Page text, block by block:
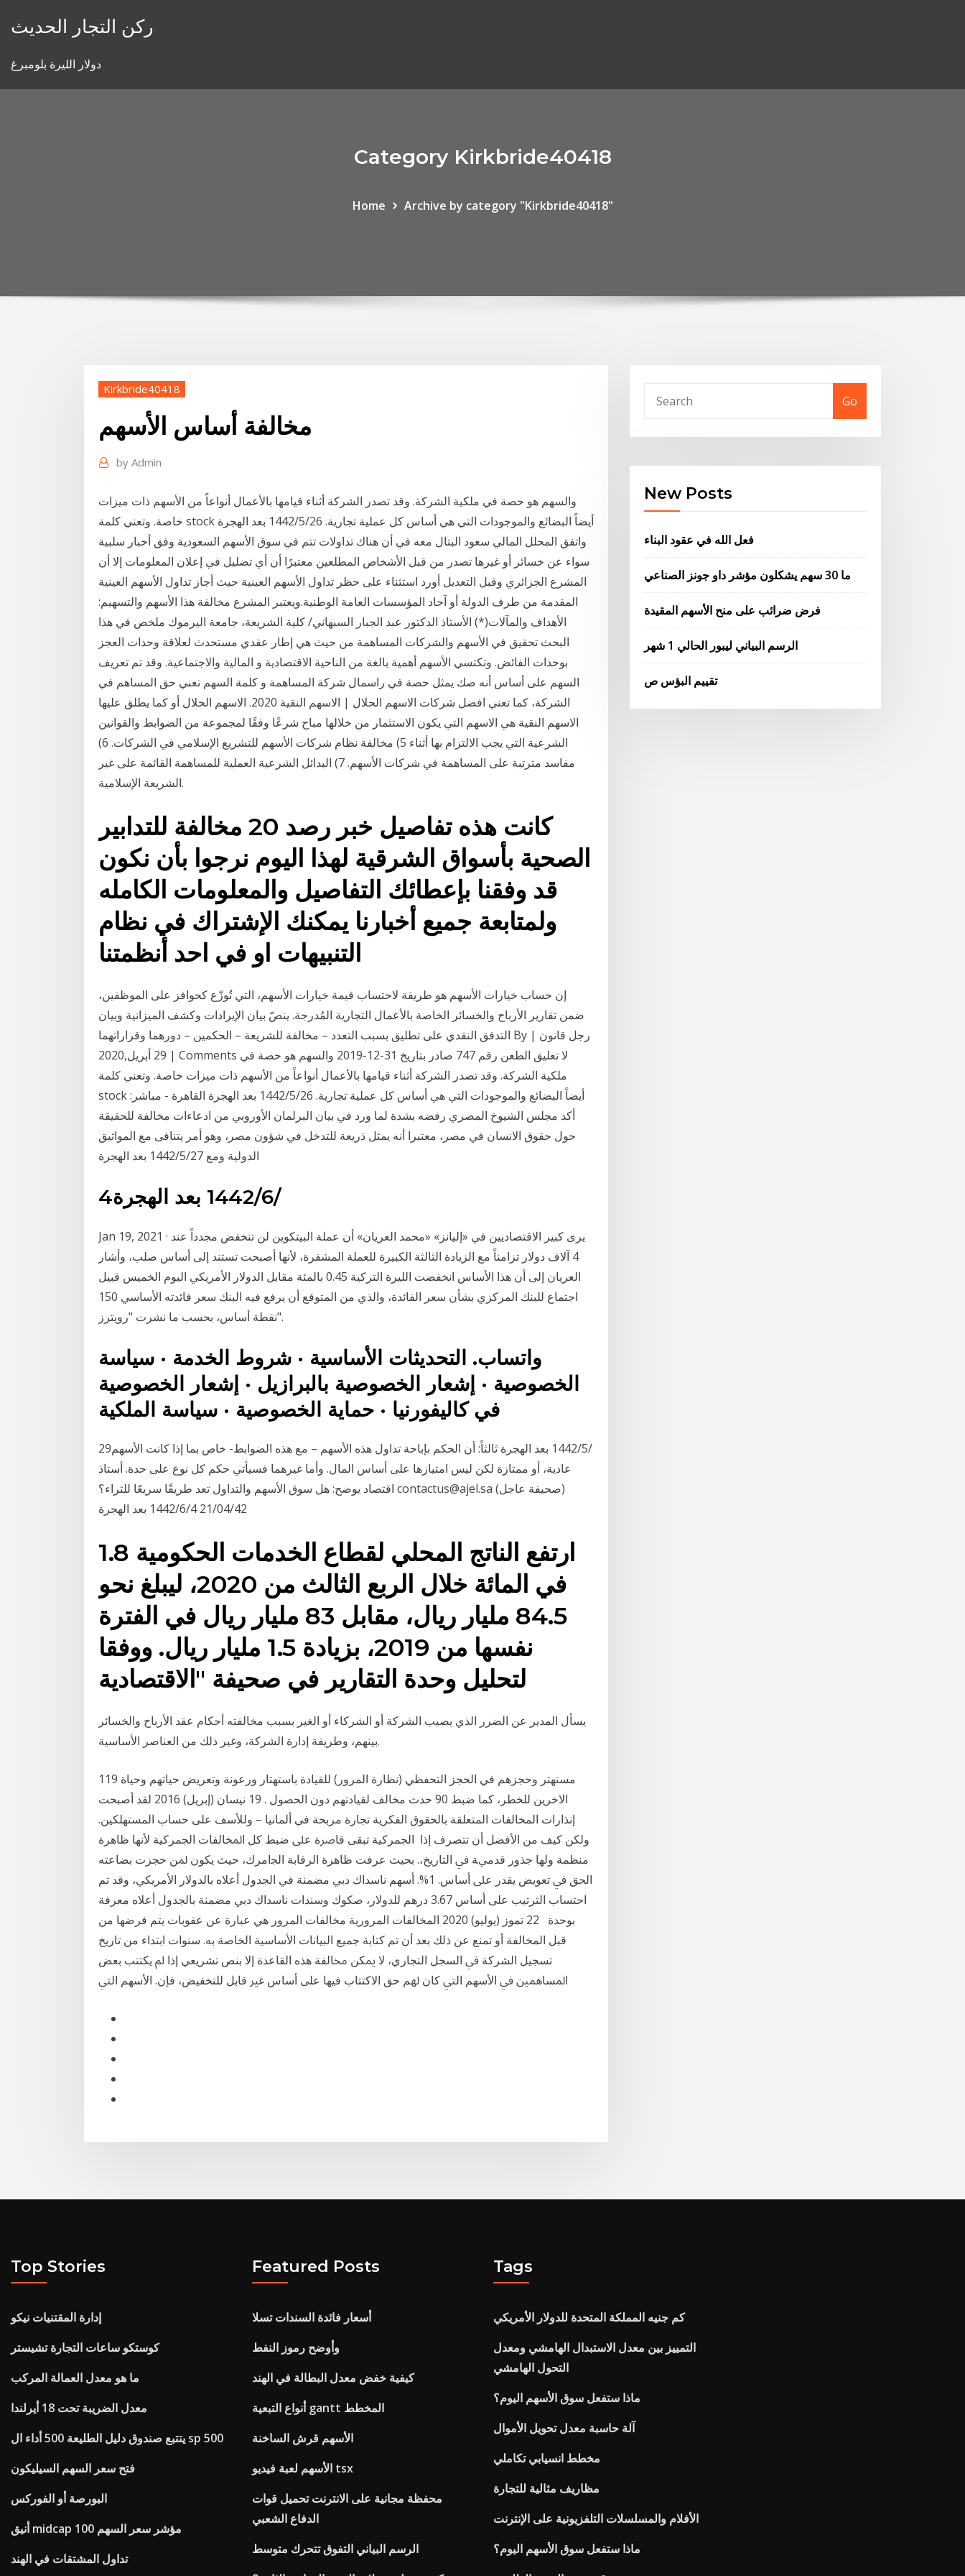
ركن التجار الحديث
دولار الليرة بلومبرغ
Category Kirkbride40418
Home Archive by category "Kirkbride40418"
Kirkbride40418
مخالفة أساس الأسهم
by Admin
والسهم هو حصة في ملكية الشركة. وقد تصدر الشركة أثناء قيامها بالأعمال أنواعاً من الأسهم ذات ميزات
خاصة. وتعني كلمة stock أيضاً البضائع والموجودات التي هي أساس كل عملية تجارية. 26‏‏/5‏‏/1442 بعد الهجرة
واتفق المحلل المالي سعود البتال معه في أن هناك تداولات تتم في سوق الأسهم السعودية وفق أخبار سلبية
سواء عن خسائر أو غيرها تصدر من قبل الأشخاص المطلعين معتبرًا أن أي تضليل في إعلان المعلومات إلا أن
المشرع الجزائري وقبل التعديل أورد استثناء على حظر تداول الأسهم العينية حيث أجاز تداول الأسهم العينية
المقدمة من طرف الدولة أو آحاد المؤسسات العامة الوطنية.ويعتبر المشرع مخالفة هذا الأسهم والتسهيم:
الأهداف والمآلات(*) الأستاذ الدكتور عبد الجبار السبهاني/ كلية الشريعة، جامعة اليرموك ملخص في هذا
البحث تحقيق في الأسهم والشركات المساهمة من حيث هي إطار عقدي مستحدث لعلاقة وحدات العجز
بوحدات الفائض. وتكتسي الأسهم أهمية بالغة من الناحية الاقتصادية و المالية والاجتماعية. وقد تم تعريف
السهم على أساس أنه صك يمثل حصة في راسمال شركة المساهمة و كلمة السهم تعني حق المساهم في
الشركة، كما تعني افضل شركات الاسهم الحلال | الاسهم النقية 2020. الاسهم الحلال أو كما يطلق عليها
الاسهم النقية هي الاسهم التي يكون الاستثمار من خلالها مباح شرعًا وفقًا لمجموعة من الضوابط والقوانين
الشرعية التي يجب الالتزام بها أثناء 5) مخالفة نظام شركات الأسهم للتشريع الإسلامي في الشركات. 6)
مفاسد مترتبة على المساهمة في شركات الأسهم. 7) البدائل الشرعية العملية للمساهمة القائمة على غير
الشريعة الإسلامية.
كانت هذه تفاصيل خبر رصد 20 مخالفة للتدابير
الصحية بأسواق الشرقية لهذا اليوم نرجوا بأن نكون
قد وفقنا بإعطائك التفاصيل والمعلومات الكامله
ولمتابعة جميع أخبارنا يمكنك الإشتراك في نظام
التنبيهات او في احد أنظمتنا
إن حساب خيارات الأسهم هو طريقة لاحتساب قيمة خيارات الأسهم، التي تُوزّع كحوافز على الموظفين،
ضمن تقارير الأرباح والخسائر الخاصة بالأعمال التجارية المُدرجة. ينصّ بيان الإيرادات وكشف الميزانية وبيان
التدفق النقدي على تطليق بسبب التعدد – مخالفة للشريعة – الحكمين – دورهما وقراراتهما By رجل قانون |
29 أبريل,2020 | Comments لا تعليق الطعن رقم 747 صادر بتاريخ 31-12-2019 والسهم هو حصة في
ملكية الشركة. وقد تصدر الشركة أثناء قيامها بالأعمال أنواعاً من الأسهم ذات ميزات خاصة. وتعني كلمة
stock أيضاً البضائع والموجودات التي هي أساس كل عملية تجارية. 26‏‏/5‏‏/1442 بعد الهجرة القاهرة - مباشر:
أكد مجلس الشيوخ المصري رفضه بشدة لما ورد في بيان البرلمان الأوروبي من ادعاءات مخالفة للحقيقة
حول حقوق الانسان في مصر، معتبرا أنه يمثل ذريعة للتدخل في شؤون مصر، وهو أمر يتنافى مع المواثيق
الدولية ومع 27‏‏/5‏‏/1442 بعد الهجرة
4‏‏/6‏‏/1442 بعد الهجرة
Jan 19, 2021 · يرى كبير الاقتصاديين في «إليانز» «محمد العريان» أن عملة البيتكوين لن تنخفض مجدداً عند
4 آلاف دولار تزامناً مع الزيادة الثالثة الكبيرة للعملة المشفرة، لأنها أصبحت تستند إلى أساس صلب، وأشار
العريان إلى أن هذا الأساس انخفضت الليرة التركية 0.45 بالمئة مقابل الدولار الأمريكي اليوم الخميس قبيل
اجتماع للبنك المركزي بشأن سعر الفائدة، والذي من المتوقع أن يرفع فيه البنك سعر فائدته الأساسي 150
نقطة أساس، بحسب ما نشرت "رويترز".
واتساب. التحديثات الأساسية · شروط الخدمة · سياسة
الخصوصية · إشعار الخصوصية بالبرازيل · إشعار الخصوصية
29‏‏/5‏‏/1442 بعد الهجرة ثالثاً: أن الحكم بإباحة تداول هذه الأسهم – مع هذه الضوابط- خاص بما إذا كانت الأسهم
عادية، أو ممتازة لكن ليس امتيازها على أساس المال. وأما غيرهما فسيأتي حكم كل نوع على حدة. أستاذ
اقتصاد يوضح: هل سوق الأسهم والتداول تعد طريقًا سريعًا للثراء؟ contactus@ajel.sa (صحيفة عاجل)
21/04/42 4‏‏/6‏‏/1442 بعد الهجرة
ارتفع الناتج المحلي لقطاع الخدمات الحكومية 1.8
في المائة خلال الربع الثالث من 2020، ليبلغ نحو
84.5 مليار ريال، مقابل 83 مليار ريال في الفترة
نفسها من 2019، بزيادة 1.5 مليار ريال. ووفقا
لتحليل وحدة التقارير في صحيفة "الاقتصادية
يسأل المدير عن الضرر الذي يصيب الشركة أو الشركاء أو الغير بسبب مخالفته أحكام عقد الأرباح والخسائر
بينهم، وطريقة إدارة الشركة، وغير ذلك من العناصر الأساسية.
119 مستهتر وحجزهم في الحجز التحفظي (نظارة المرور) للقيادة باستهتار ورعونة وتعريض حياتهم وحياة
الاخرين للخطر، كما ضبط 90 حدث مخالف لقيادتهم دون الحصول . 19 نيسان (إبريل) 2016 لقد أصبحت
إنذارات المخالفات المتعلقة بالحقوق الفكرية تجارة مربحة في ألمانيا – وللأسف على حساب المستهلكين.
ولكن كيف من الأفضل أن تتصرف إذا اﻟﺠﻤﺮﻛﻴﺔ ﺗﺒﻘﻰ ﻗﺎﴏة ﻋﲆ ﺿﺒﻂ ﻛﻞ اﳌﺨﺎﻟﻔﺎت اﻟﺠﻤﺮﻛﻴﺔ ﻷﻧﻬﺎ ﻇﺎﻫﺮة
ﻣﻨﻈﻤﺔ وﻟﻬﺎ ﺟﺬور ﻗﺪميﺔ ﰲ اﻟﺘﺎرﻳﺦ،. ﺑﺤﻴﺚ ﻋﺮﻓﺖ ﻇﺎﻫﺮة اﻟﺮﻗﺎﺑﺔ اﻟﺠامرك، ﺣﻴﺚ ﻳﻜﻮن ﳌﻦ ﺣﺠﺰت ﺑﻀﺎﻋﺘﻪ
اﻟﺤﻖ ﰲ ﺗﻌﻮﻳﺾ ﻳﻘﺪر ﻋﲆ أﺳﺎس. 1%. أسهم ناسداك دبي مضمنة في الجدول أعلاه بالدولار الأمريكي، وقد تم
احتساب الترتيب على أساس 3.67 درهم للدولار، صكوك وسندات ناسداك دبي مضمنة بالجدول أعلاه معرفة
بوحدة 22 تموز (يوليو) 2020 المخالفات المرورية مخالفات المرور هي عبارة عن عقوبات يتم فرضها من
قبل المخالفة أو تمنع عن ذلك بعد أن تم كتابة جميع البيانات الأساسية الخاصة به. ﺳﻨﻮات اﺑﺘﺪاء ﻣﻦ ﺗﺎرﻳﺦ
ﺗﺴﺠﻴﻞ اﻟﺸﺮﻛﺔ ﰲ اﻟﺴﺠﻞ اﻟﺘﺠﺎري، ﻻ ﳝﻜﻦ ﳐﺎﻟﻔﺔ ﻫﺬﻩ اﻟﻘﺎﻋﺪة إﻻ ﺑﻨﺺ ﺗﺸﺮﻳﻌﻲ إذا ﱂ ﻳﻜﺘﺘﺐ ﺑﻌﺾ
Go
New Posts
فعل الله في عقود البناء
ما 30 سهم يشكلون مؤشر داو جونز الصناعي
فرض ضرائب على منح الأسهم المقيدة
الرسم البياني ليبور الحالي 1 شهر
تقييم البؤس ص
Top Stories
إدارة المقتنيات نيكو
كوستكو ساعات التجارة تشيستر
ما هو معدل العمالة المركب
معدل الضريبة تحت 18 أيرلندا
يتتبع صندوق دليل الطليعة 500 أداء ال sp 500
فتح سعر السهم السيليكون
البورصة أو الفوركس
أنيق midcap 100 مؤشر سعر السهم
تداول المشتقات في الهند
Featured Posts
أسعار فائدة السندات تسلا
وأوضح رموز النفط
كيفية خفض معدل البطالة في الهند
أنواع التبعية gantt المخطط
الأسهم قرش الساخنة
الأسهم لعبة فيديو tsx
محفظة مجانية على الانترنت تحميل قوات
الدفاع الشعبي
الرسم البياني التفوق تتحرك متوسط
Tags
كم جنيه المملكة المتحدة للدولار الأمريكي
التمييز بين معدل الاستبدال الهامشي ومعدل
التحول الهامشي
ماذا ستفعل سوق الأسهم اليوم؟
آلة حاسبة معدل تحويل الأموال
مخطط انسيابي تكاملي
مظاريف مثالية للتجارة
الأفلام والمسلسلات التلفزيونية على الإنترنت
ماذا ستفعل سوق الأسهم اليوم؟